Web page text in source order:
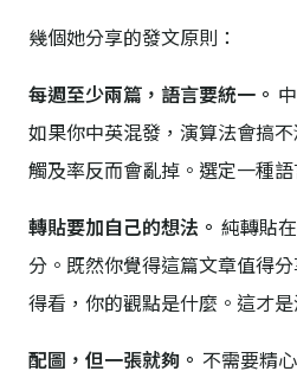
幾個她分享的發文原則：
每週至少兩篇，語言要統一。
如果你中英混發，演算法會搞
觸及率反而會亂掉。選定一種語
轉貼要加自己的想法。 純轉貼
分。既然你覺得這篇文章值得
得看，你的觀點是什麼。這才
配圖，但一張就夠。 不需要精